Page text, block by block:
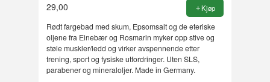
29,00 Kjøp
Rødt fargebad med skum, Epsomsalt og de eteriske
oljene fra Einebær og Rosmarin myker opp stive og
støle muskler/ledd og virker avspennende etter
trening, sport og fysiske utfordringer. Uten SLS,
parabener og mineraloljer. Made in Germany.